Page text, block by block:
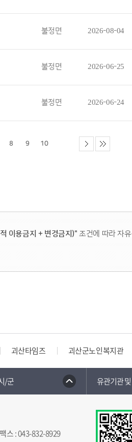
불정면 2026-08-04
불정면 2026-06-25
불정면 2026-06-24
8 9 10
이용금지 + 변경금지)" 조건에 따라 자
괴산타임즈 괴산군노인복지관
/군 유관기관
팩스:043-832-8929